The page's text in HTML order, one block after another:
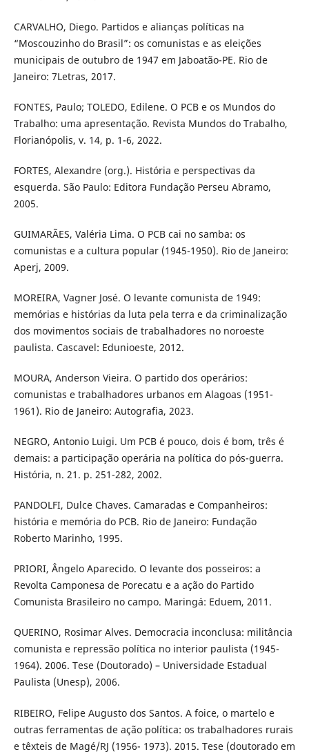
CARVALHO, Diego. Partidos e alianças políticas na
“Moscouzinho do Brasil”: os comunistas e as eleições
municipais de outubro de 1947 em Jaboatão-PE. Rio de
Janeiro: 7Letras, 2017.
FONTES, Paulo; TOLEDO, Edilene. O PCB e os Mundos do
Trabalho: uma apresentação. Revista Mundos do Trabalho,
Florianópolis, v. 14, p. 1-6, 2022.
FORTES, Alexandre (org.). História e perspectivas da
esquerda. São Paulo: Editora Fundação Perseu Abramo,
2005.
GUIMARÃES, Valéria Lima. O PCB cai no samba: os
comunistas e a cultura popular (1945-1950). Rio de Janeiro:
Aperj, 2009.
MOREIRA, Vagner José. O levante comunista de 1949:
memórias e histórias da luta pela terra e da criminalização
dos movimentos sociais de trabalhadores no noroeste
paulista. Cascavel: Edunioeste, 2012.
MOURA, Anderson Vieira. O partido dos operários:
comunistas e trabalhadores urbanos em Alagoas (1951-
1961). Rio de Janeiro: Autografia, 2023.
NEGRO, Antonio Luigi. Um PCB é pouco, dois é bom, três é
demais: a participação operária na política do pós-guerra.
História, n. 21. p. 251-282, 2002.
PANDOLFI, Dulce Chaves. Camaradas e Companheiros:
história e memória do PCB. Rio de Janeiro: Fundação
Roberto Marinho, 1995.
PRIORI, Ângelo Aparecido. O levante dos posseiros: a
Revolta Camponesa de Porecatu e a ação do Partido
Comunista Brasileiro no campo. Maringá: Eduem, 2011.
QUERINO, Rosimar Alves. Democracia inconclusa: militância
comunista e repressão política no interior paulista (1945-
1964). 2006. Tese (Doutorado) – Universidade Estadual
Paulista (Unesp), 2006.
RIBEIRO, Felipe Augusto dos Santos. A foice, o martelo e
outras ferramentas de ação política: os trabalhadores rurais
e têxteis de Magé/RJ (1956- 1973). 2015. Tese (doutorado em